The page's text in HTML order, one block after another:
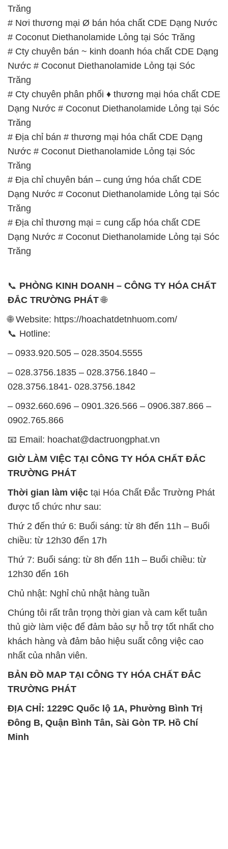
Trăng
# Nơi thương mại Ø bán hóa chất CDE Dạng Nước
# Coconut Diethanolamide Lỏng tại Sóc Trăng
# Cty chuyên bán ~ kinh doanh hóa chất CDE Dạng
Nước # Coconut Diethanolamide Lỏng tại Sóc
Trăng
# Cty chuyên phân phối ♦ thương mại hóa chất CDE
Dạng Nước # Coconut Diethanolamide Lỏng tại Sóc
Trăng
# Địa chỉ bán # thương mại hóa chất CDE Dạng
Nước # Coconut Diethanolamide Lỏng tại Sóc
Trăng
# Địa chỉ chuyên bán – cung ứng hóa chất CDE
Dạng Nước # Coconut Diethanolamide Lỏng tại Sóc
Trăng
# Địa chỉ thương mại = cung cấp hóa chất CDE
Dạng Nước # Coconut Diethanolamide Lỏng tại Sóc
Trăng
📞 PHÒNG KINH DOANH – CÔNG TY HÓA CHẤT
ĐẮC TRƯỜNG PHÁT🌐
🌐 Website: https://hoachatdetnhuom.com/
📞 Hotline:
– 0933.920.505 – 028.3504.5555
– 028.3756.1835 – 028.3756.1840 –
028.3756.1841- 028.3756.1842
– 0932.660.696 – 0901.326.566 – 0906.387.866 –
0902.765.866
📧 Email: hoachat@dactruongphat.vn
GIỜ LÀM VIỆC TẠI CÔNG TY HÓA CHẤT ĐẮC
TRƯỜNG PHÁT
Thời gian làm việc tại Hóa Chất Đắc Trường Phát
được tổ chức như sau:
Thứ 2 đến thứ 6: Buổi sáng: từ 8h đến 11h – Buổi
chiều: từ 12h30 đến 17h
Thứ 7: Buổi sáng: từ 8h đến 11h – Buổi chiều: từ
12h30 đến 16h
Chủ nhật: Nghỉ chủ nhật hàng tuần
Chúng tôi rất trân trọng thời gian và cam kết tuân
thủ giờ làm việc để đảm bảo sự hỗ trợ tốt nhất cho
khách hàng và đảm bảo hiệu suất công việc cao
nhất của nhân viên.
BẢN ĐỒ MAP TẠI CÔNG TY HÓA CHẤT ĐẮC
TRƯỜNG PHÁT
ĐỊA CHỈ: 1229C Quốc lộ 1A, Phường Bình Trị
Đông B, Quận Bình Tân, Sài Gòn TP. Hồ Chí
Minh